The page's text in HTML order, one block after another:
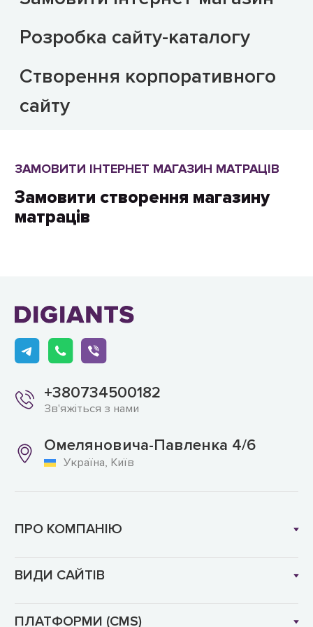
ЗАМОВИТИ ІНТЕРНЕТ МАГАЗИН МАТРАЦІВ
Замовити створення магазину
матраців
до доменного імені.
сайту та розміщення його в таких
(Google/Bing/Yahoo/Yandex тощо)
для вас мові, платформі, cms,
frameworks та технології.
Розробка сайту-каталогу
Створення корпоративного
сайту
+380734500182
Зв'яжіться з нами
Омеляновича-Павленка 4/6
Україна, Київ
ПРО КОМПАНІЮ
ВИДИ САЙТІВ
ПЛАТФОРМИ (CMS)